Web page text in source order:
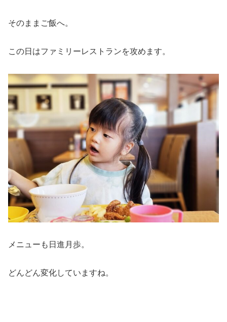
そのままご飯へ。
この日はファミリーレストランを攻めます。
メニューも日進月歩。
どんどん変化していますね。